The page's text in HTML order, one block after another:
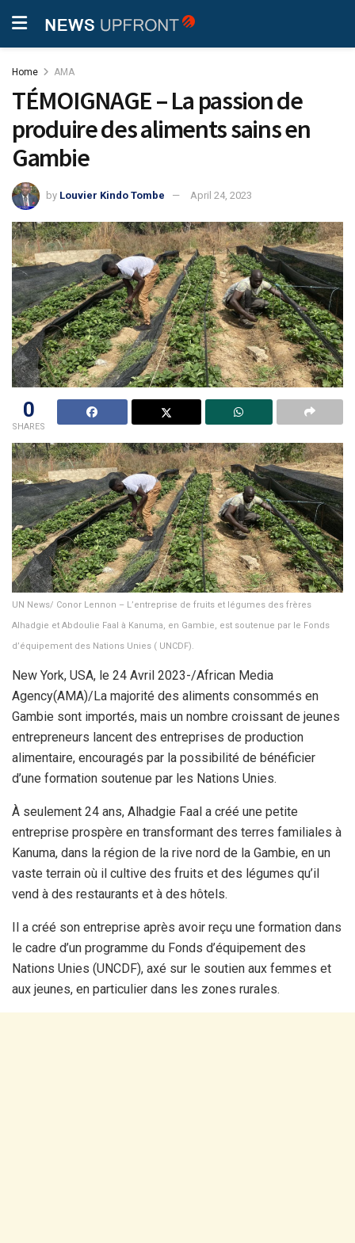
Home AMA
TÉMOIGNAGE – La passion de
produire des aliments sains en
Gambie
by Louvier Kindo Tombe April 24, 2023
0
SHARES
UN News/ Conor Lennon – L’entreprise de fruits et légumes des frères
Alhadgie et Abdoulie Faal à Kanuma, en Gambie, est soutenue par le Fonds
d’équipement des Nations Unies ( UNCDF).
New York, USA, le 24 Avril 2023-/African Media
Agency(AMA)/La majorité des aliments consommés en
Gambie sont importés, mais un nombre croissant de jeunes
entrepreneurs lancent des entreprises de production
alimentaire, encouragés par la possibilité de bénéficier
d’une formation soutenue par les Nations Unies.
À seulement 24 ans, Alhadgie Faal a créé une petite
entreprise prospère en transformant des terres familiales à
Kanuma, dans la région de la rive nord de la Gambie, en un
vaste terrain où il cultive des fruits et des légumes qu’il
vend à des restaurants et à des hôtels.
Il a créé son entreprise après avoir reçu une formation dans
le cadre d’un programme du Fonds d’équipement des
Nations Unies (UNCDF), axé sur le soutien aux femmes et
aux jeunes, en particulier dans les zones rurales.